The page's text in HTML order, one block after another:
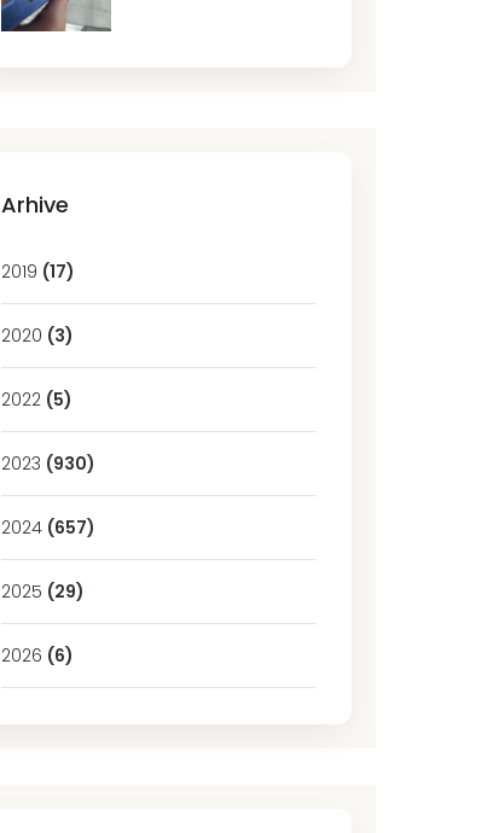
Arhive
2019 (17)
2020 (3)
2022 (5)
2023 (930)
2024 (657)
2025 (29)
2026 (6)